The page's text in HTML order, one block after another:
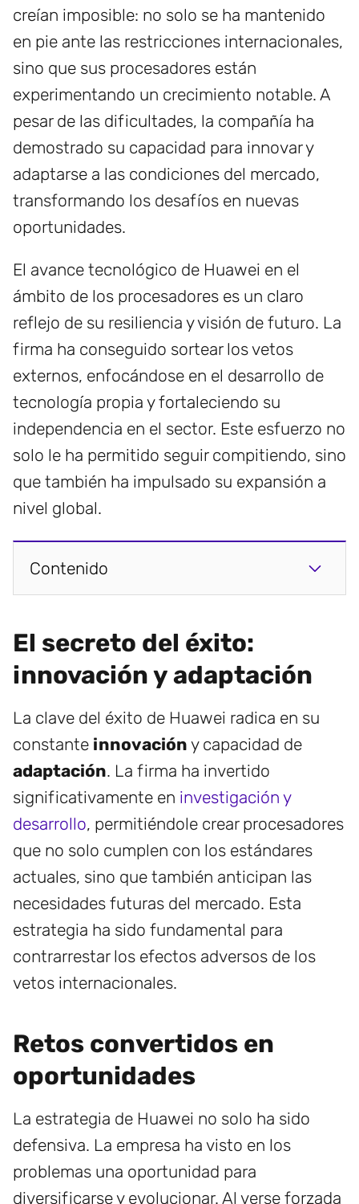
creían imposible: no solo se ha mantenido
en pie ante las restricciones internacionales,
sino que sus procesadores están
experimentando un crecimiento notable. A
pesar de las dificultades, la compañía ha
demostrado su capacidad para innovar y
adaptarse a las condiciones del mercado,
transformando los desafíos en nuevas
oportunidades.
El avance tecnológico de Huawei en el
ámbito de los procesadores es un claro
reflejo de su resiliencia y visión de futuro. La
firma ha conseguido sortear los vetos
externos, enfocándose en el desarrollo de
tecnología propia y fortaleciendo su
independencia en el sector. Este esfuerzo no
solo le ha permitido seguir compitiendo, sino
que también ha impulsado su expansión a
nivel global.
Contenido
El secreto del éxito:
innovación y adaptación
La clave del éxito de Huawei radica en su
constante innovación y capacidad de
adaptación. La firma ha invertido
significativamente en investigación y
desarrollo, permitiéndole crear procesadores
que no solo cumplen con los estándares
actuales, sino que también anticipan las
necesidades futuras del mercado. Esta
estrategia ha sido fundamental para
contrarrestar los efectos adversos de los
vetos internacionales.
Retos convertidos en
oportunidades
La estrategia de Huawei no solo ha sido
defensiva. La empresa ha visto en los
problemas una oportunidad para
diversificarse y evolucionar. Al verse forzada